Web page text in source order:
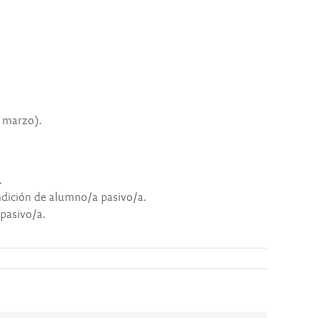
marzo).
de alumno/a pasivo/a.
a.